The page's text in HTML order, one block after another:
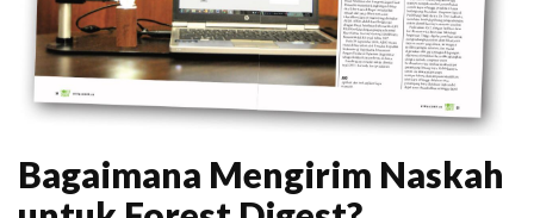
Bagaimana Mengirim Naskah